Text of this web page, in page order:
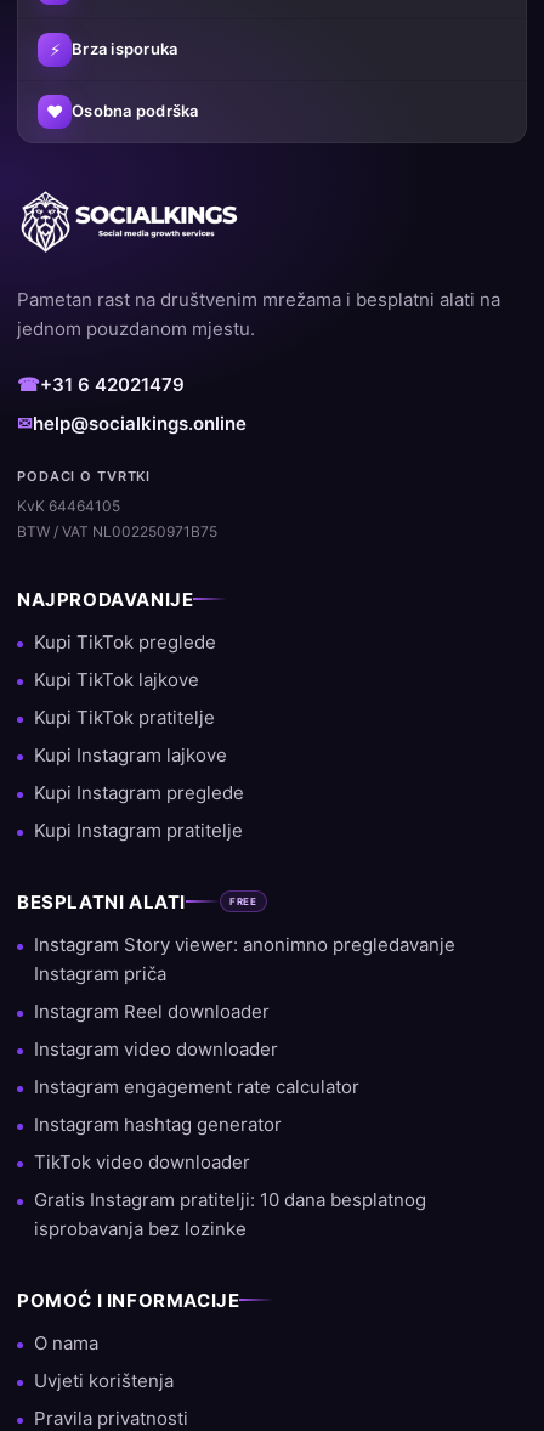
⚡ Brza isporuka
♥ Osobna podrška
Pametan rast na društvenim mrežama i besplatni alati na
jednom pouzdanom mjestu.
☎+31 6 42021479
✉help@socialkings.online
PODACI O TVRTKI
KvK 64464105
BTW / VAT NL002250971B75
NAJPRODAVANIJE
Kupi TikTok preglede
Kupi TikTok lajkove
Kupi TikTok pratitelje
Kupi Instagram lajkove
Kupi Instagram preglede
Kupi Instagram pratitelje
BESPLATNI ALATI FREE
Instagram Story viewer: anonimno pregledavanje
Instagram priča
Instagram Reel downloader
Instagram video downloader
Instagram engagement rate calculator
Instagram hashtag generator
TikTok video downloader
Gratis Instagram pratitelji: 10 dana besplatnog
isprobavanja bez lozinke
POMOĆ I INFORMACIJE
O nama
Uvjeti korištenja
Pravila privatnosti